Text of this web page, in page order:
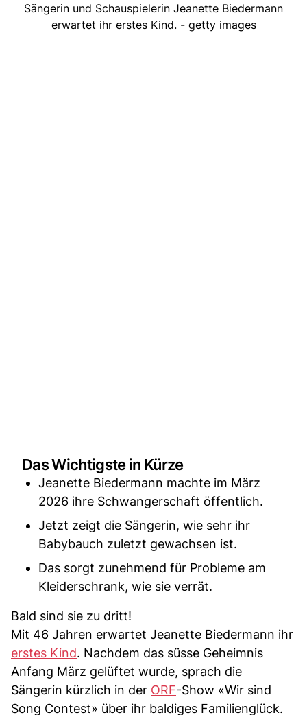
Sängerin und Schauspielerin Jeanette Biedermann
erwartet ihr erstes Kind. - getty images
Das Wichtigste in Kürze
Jeanette Biedermann machte im März
2026 ihre Schwangerschaft öffentlich.
Jetzt zeigt die Sängerin, wie sehr ihr
Babybauch zuletzt gewachsen ist.
Das sorgt zunehmend für Probleme am
Kleiderschrank, wie sie verrät.
Bald sind sie zu dritt!
Mit 46 Jahren erwartet Jeanette Biedermann ihr
erstes Kind. Nachdem das süsse Geheimnis
Anfang März gelüftet wurde, sprach die
Sängerin kürzlich in der ORF-Show «Wir sind
Song Contest» über ihr baldiges Familienglück.